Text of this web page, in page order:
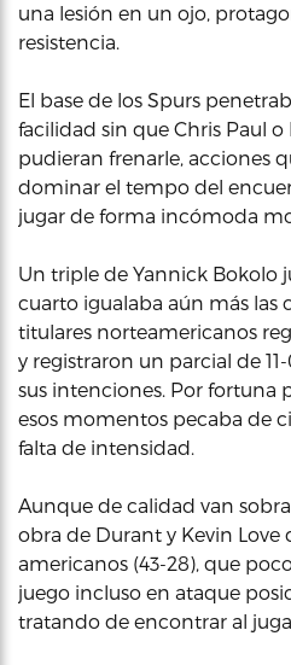
una lesión en un ojo,
resistencia.
El base de los Spurs
facilidad sin que Chris Paul o
pudieran frenarle, acciones
dominar el tempo del
jugar de forma incómoda
Un triple de Yannick Bokolo
cuarto igualaba aún más las
titulares norteamericanos
y registraron un parcial de
sus intenciones. Por fortuna
esos momentos pecaba de
falta de intensidad.
Aunque de calidad van
obra de Durant y Kevin Love
americanos (43-28), que
juego incluso en ataque
tratando de encontrar al